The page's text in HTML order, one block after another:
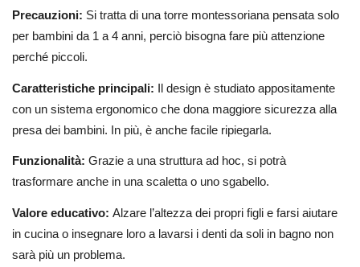
Precauzioni: Si tratta di una torre montessoriana pensata solo
per bambini da 1 a 4 anni, perciò bisogna fare più attenzione
perché piccoli.
Caratteristiche principali: Il design è studiato appositamente
con un sistema ergonomico che dona maggiore sicurezza alla
presa dei bambini. In più, è anche facile ripiegarla.
Funzionalità: Grazie a una struttura ad hoc, si potrà
trasformare anche in una scaletta o uno sgabello.
Valore educativo: Alzare l’altezza dei propri figli e farsi aiutare
in cucina o insegnare loro a lavarsi i denti da soli in bagno non
sarà più un problema.